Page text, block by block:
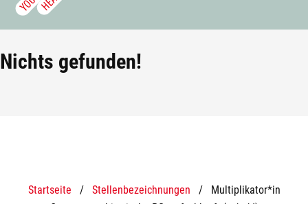
Nichts gefunden!
Startseite / Stellenbezeichnungen / Multiplikator*in